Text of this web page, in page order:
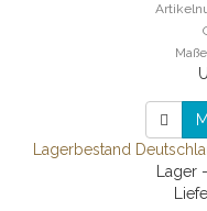
Lagerbestand
Lager